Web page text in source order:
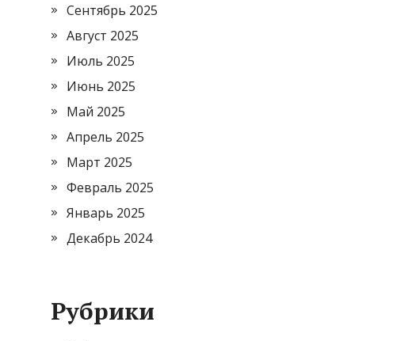
Сентябрь 2025
Август 2025
Июль 2025
Июнь 2025
Май 2025
Апрель 2025
Март 2025
Февраль 2025
Январь 2025
Декабрь 2024
Рубрики